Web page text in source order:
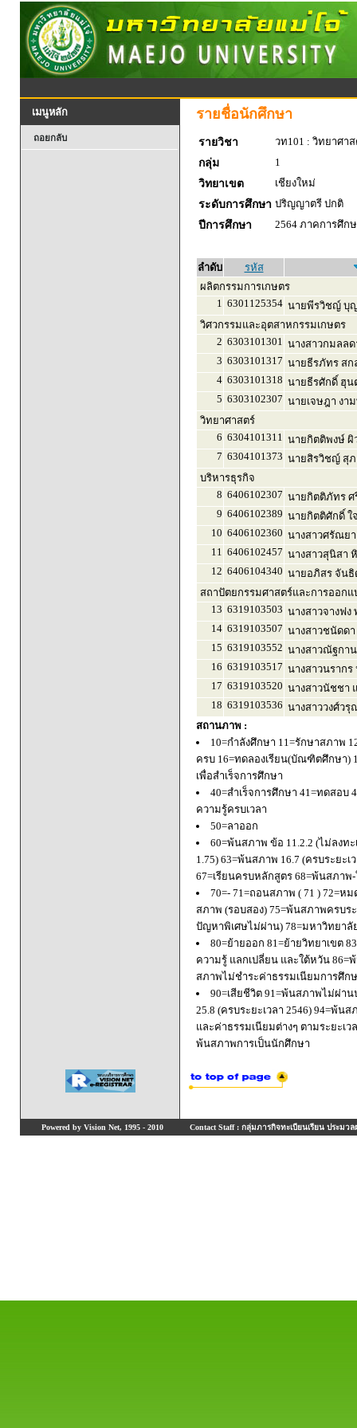
เมนูหลัก
ถอยกลับ
รายชื่อนักศึกษา
รายวิชา
วท101 : วิทยาศา
กลุ่ม
1
วิทยาเขต
เชียงใหม่
ระดับการศึกษา ปริญญาตรี ปกติ
ปีการศึกษา
2564 ภาคการศึก
ลำดับ
รหัส
ผลิตกรรมการเกษตร
1 6301125354 นายพีรวิชญ์ บุญ
วิศวกรรมและอุตสาหกรรมเกษตร
2 6303101301 นางสาวกมลลด
3 6303101317 นายธีรภัทร ส
4 6303101318 นายธีรศักดิ์ ฮุน
5 6303102307 นายเจษฎา งา
วิทยาศาสตร์
6 6304101311 นายกิตติพงษ์ ผิ
7 6304101373 นายสิรวิชญ์ สุ
บริหารธุรกิจ
8 6406102307 นายกิตติภัทร ศ
9 6406102389 นายกิตติศักดิ์ ใ
10 6406102360 นางสาวศรัณย
11 6406102457 นางสาวสุนิสา
12 6406104340 นายอภิสร จันธิ
สถาปัตยกรรมศาสตร์และการออก
13 6319103503 นางสาวจางฟง
14 6319103507 นางสาวชนัดดา
15 6319103552 นางสาวณัฐกา
16 6319103517 นางสาวนราก
17 6319103520 นางสาวนัชชา
18 6319103536 นางสาววงศ์ว
สถานภาพ :
10=กำลังศึกษา 11=รักษาสภาพ
ครบ 16=ทดลองเรียน(บัณฑิตศึกษา)
เพื่อสำเร็จการศึกษา
40=สำเร็จการศึกษา 41=ทดสอบ
ความรู้ครบเวลา
50=ลาออก
60=พ้นสภาพ ข้อ 11.2.2 (ไม่ลงท
1.75) 63=พ้นสภาพ 16.7 (ครบระยะ
67=เรียนครบหลักสูตร 68=พ้นสภา
70=- 71=ถอนสภาพ ( 71 ) 72=
สภาพ (รอบสอง) 75=พ้นสภาพครบ
ปัญหาพิเศษไม่ผ่าน) 78=มหาวิทยา
80=ย้ายออก 81=ย้ายวิทยาเขต
ความรู้ แลกเปลี่ยน และใต้หวัน
สภาพไม่ชำระค่าธรรมเนียมการศึก
90=เสียชีวิต 91=พ้นสภาพไม่ผ่า
25.8 (ครบระยะเวลา 2546) 94=พ้
และค่าธรรมเนียมต่างๆ ตามระยะเ
พ้นสภาพการเป็นนักศึกษา
Powered by Vision Net, 1995 - 2010 Contact Staff : กลุ่มภารกิจทะเบียนเรียน ประมวล